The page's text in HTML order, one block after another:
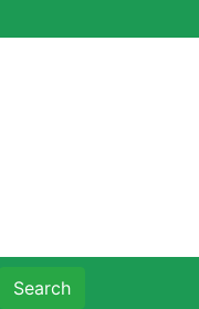
Search